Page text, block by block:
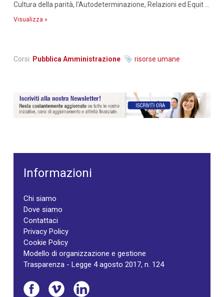
Cultura della parità, l'Autodeterminazione, Relazioni ed Equit ...
Visualizza »
Corsi: Pubblica Amministrazione risorse umane
Informazioni
Chi siamo
Dove siamo
Contattaci
Privacy Policy
Cookie Policy
Modello di organizzazione e gestione
Trasparenza - Legge 4 agosto 2017, n. 124